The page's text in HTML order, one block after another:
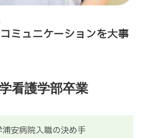
ミュニケーションを大事
看護学部卒業
安病院入職の決め手